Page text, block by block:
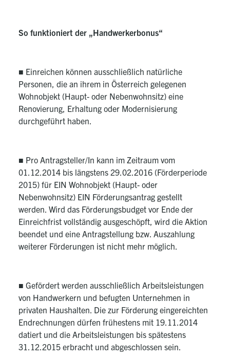
So funktioniert der „Handwerkerbonus“
■ Einreichen können ausschließlich natürliche
Personen, die an ihrem in Österreich gelegenen
Wohnobjekt (Haupt- oder Nebenwohnsitz) eine
Renovierung, Erhaltung oder Modernisierung
durchgeführt haben.
■ Pro Antragsteller/In kann im Zeitraum vom
01.12.2014 bis längstens 29.02.2016 (Förderperiode
2015) für EIN Wohnobjekt (Haupt- oder
Nebenwohnsitz) EIN Förderungsantrag gestellt
werden. Wird das Förderungsbudget vor Ende der
Einreichfrist vollständig ausgeschöpft, wird die Aktion
beendet und eine Antragstellung bzw. Auszahlung
weiterer Förderungen ist nicht mehr möglich.
■ Gefördert werden ausschließlich Arbeitsleistungen
von Handwerkern und befugten Unternehmen in
privaten Haushalten. Die zur Förderung eingereichten
Endrechnungen dürfen frühestens mit 19.11.2014
datiert und die Arbeitsleistungen bis spätestens
31.12.2015 erbracht und abgeschlossen sein.